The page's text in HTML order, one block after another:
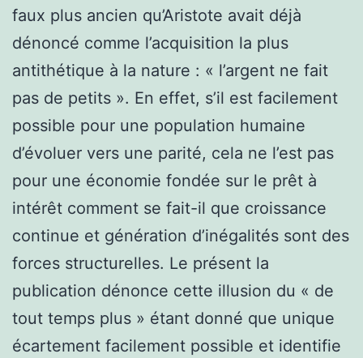
faux plus ancien qu’Aristote avait déjà
dénoncé comme l’acquisition la plus
antithétique à la nature : « l’argent ne fait
pas de petits ». En effet, s’il est facilement
possible pour une population humaine
d’évoluer vers une parité, cela ne l’est pas
pour une économie fondée sur le prêt à
intérêt comment se fait-il que croissance
continue et génération d’inégalités sont des
forces structurelles. Le présent la
publication dénonce cette illusion du « de
tout temps plus » étant donné que unique
écartement facilement possible et identifie